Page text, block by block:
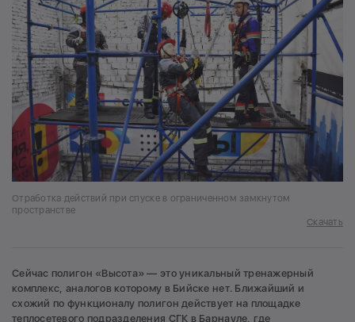
Отработка действий при спуске в ограниченном замкнутом
пространстве
Скачать
Сейчас полигон «Высота» — это уникальный тренажерный
комплекс, аналогов которому в Бийске нет. Ближайший и
схожий по функционалу полигон действует на площадке
теплосетевого подразделения СГК в Барнауле, где